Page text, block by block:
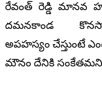
రేవంత్ రెడ్డి మానవ
దమనకాండ
అపహస్యం చేస్తుంటే
మౌనం దేనికి సంకేతమని